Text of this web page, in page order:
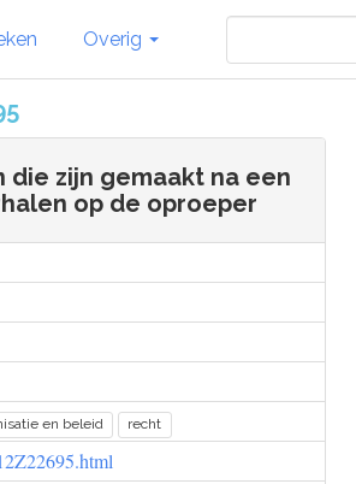
Overig
zijn gemaakt na een
op de oproeper
en beleid recht